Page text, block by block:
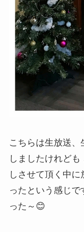
こちらは生放送
しましたけれども
しさせて頂く中
ったという感じ
った～😊